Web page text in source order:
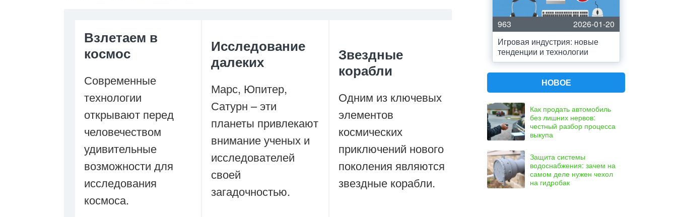
Взлетаем в
космос
Современные
технологии
открывают перед
человечеством
удивительные
возможности для
исследования
космоса.
Исследование
далеких
Марс, Юпитер,
Сатурн – эти
планеты привлекают
внимание ученых и
исследователей
своей
загадочностью.
Звездные
корабли
Одним из ключевых
элементов
космических
приключений нового
поколения являются
звездные корабли.
963
2026-01-20
Игровая индустрия: новые
тенденции и технологии
НОВОЕ
Как продать автомобиль
без лишних нервов:
честный разбор процесса
выкупа
Защита системы
водоснабжения: зачем на
самом деле нужен чехол
на гидробак